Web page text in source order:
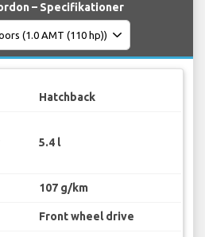
– Specifikationer
Hatchback
5.4 l
107 g/km
Front wheel drive